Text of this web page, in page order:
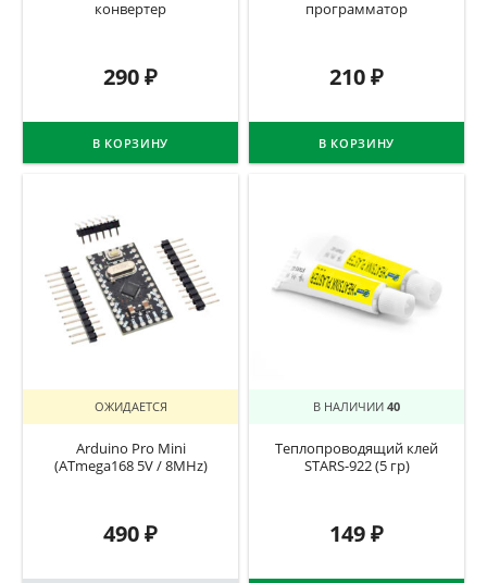
конвертер
290₽
В КОРЗИНУ
программатор
210₽
В КОРЗИНУ
ОЖИДАЕТСЯ
Arduino Pro Mini
(ATmega168 5V / 8MHz)
490₽
В НАЛИЧИИ 40
Теплопроводящий клей
STARS-922 (5 гр)
149₽